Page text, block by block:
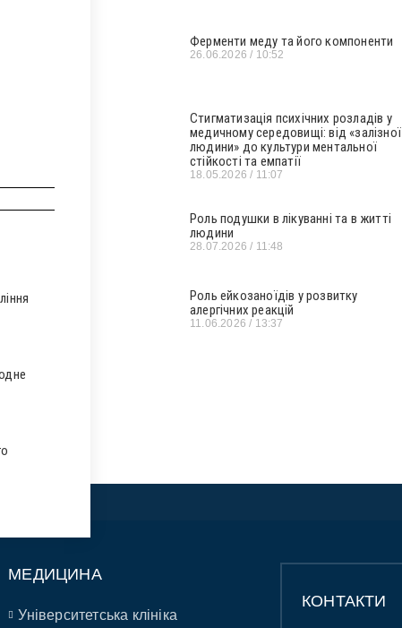
Ферменти меду та його компоненти
26.06.2026 10:52
Стигматизація психічних розладів у
медичному середовищі: від «залізної
людини» до культури ментальної
стійкості та емпатії
18.05.2026 11:07
Роль подушки в лікуванні та в житті
людини
28.07.2026 11:48
Роль ейкозаноїдів у розвитку
алергічних реакцій
11.06.2026 13:37
МЕДИЦИНА
Університетська клініка
КОНТАКТИ